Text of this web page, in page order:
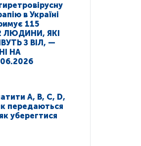
в Україні
115
ЛЮДИНИ, ЯКІ
З ВІЛ, —
НА
A, B, C, D,
передаються
уберегтися